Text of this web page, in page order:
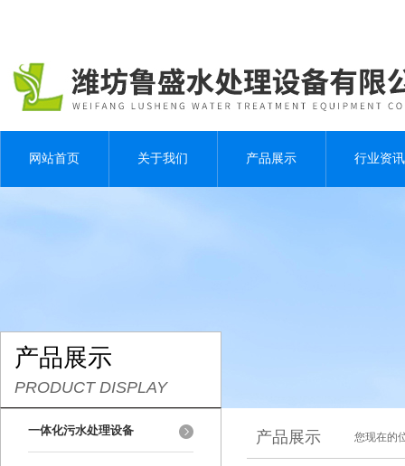
网站首页 关于我们 产品展示 行业资讯
产品展示
PRODUCT DISPLAY
一体化污水处理设备 产品展示 您现在的